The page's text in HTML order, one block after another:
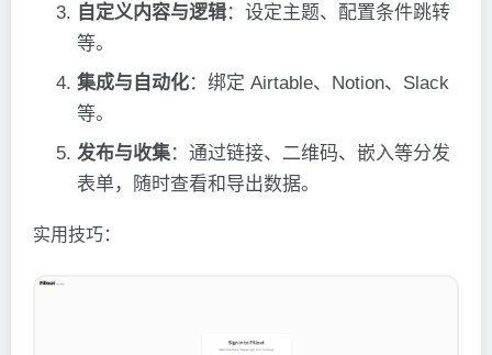
自定义内容与逻辑：设定主题、配置条件跳转
等。
集成与自动化：绑定 Airtable、Notion、Slack
等。
发布与收集：通过链接、二维码、嵌入等分发
表单，随时查看和导出数据。
实用技巧：